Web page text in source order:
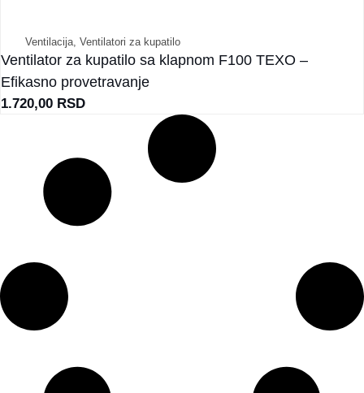
Ventilacija, Ventilatori za kupatilo
Ventilator za kupatilo sa klapnom F100 TEXO –
Efikasno provetravanje
1.720,00 RSD